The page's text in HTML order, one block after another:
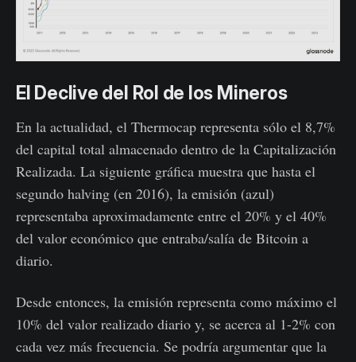
El Declive del Rol de los Mineros
En la actualidad, el Thermocap representa sólo el 8,7%
del capital total almacenado dentro de la Capitalización
Realizada. La siguiente gráfica muestra que hasta el
segundo halving (en 2016), la emisión (azul)
representaba aproximadamente entre el 20% y el 40%
del valor económico que entraba/salía de Bitcoin a
diario.
Desde entonces, la emisión representa como máximo el
10% del valor realizado diario y, se acerca al 1-2% con
cada vez más frecuencia. Se podría argumentar que la